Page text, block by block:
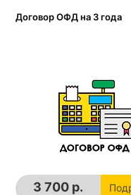
Договор ОФД на 3 года
3 700 р.